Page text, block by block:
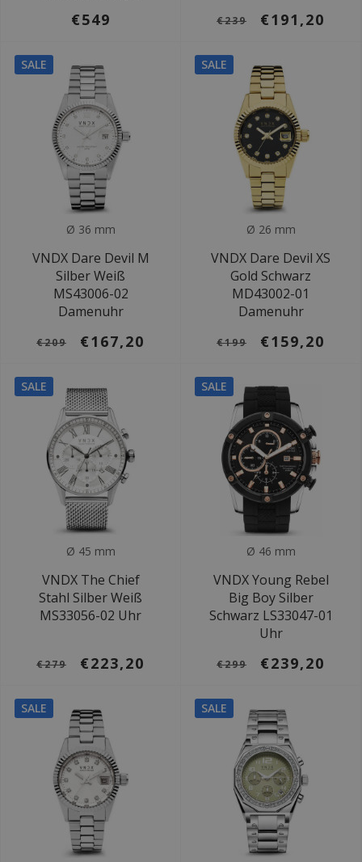
€549 €239 €191,20
SALE
Ø 36 mm
VNDX Dare Devil M
Silber Weiß
MS43006-02
Damenuhr
€209 €167,20
SALE
Ø 26 mm
VNDX Dare Devil XS
Gold Schwarz
MD43002-01
Damenuhr
€199 €159,20
SALE
Ø 45 mm
VNDX The Chief
Stahl Silber Weiß
MS33056-02 Uhr
€279 €223,20
SALE
Ø 46 mm
VNDX Young Rebel
Big Boy Silber
Schwarz LS33047-01
Uhr
€299 €239,20
SALE SALE